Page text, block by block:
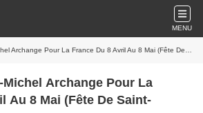
MENU
Pour La France Du 8 Avril Au 8 Mai (Fête De Saint-Michel)
Archange Pour La
Au 8 Mai (Fête De Saint-